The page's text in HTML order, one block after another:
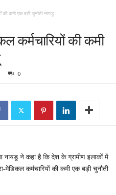
की कमी एक बड़ी चुनौती-नायडू
कर्मचारियों की कमी
0
नायडू ने कहा है कि देश के ग्रामीण इलाकों में
मेडिकल कर्मचारियों की कमी एक बड़ी चुनौती